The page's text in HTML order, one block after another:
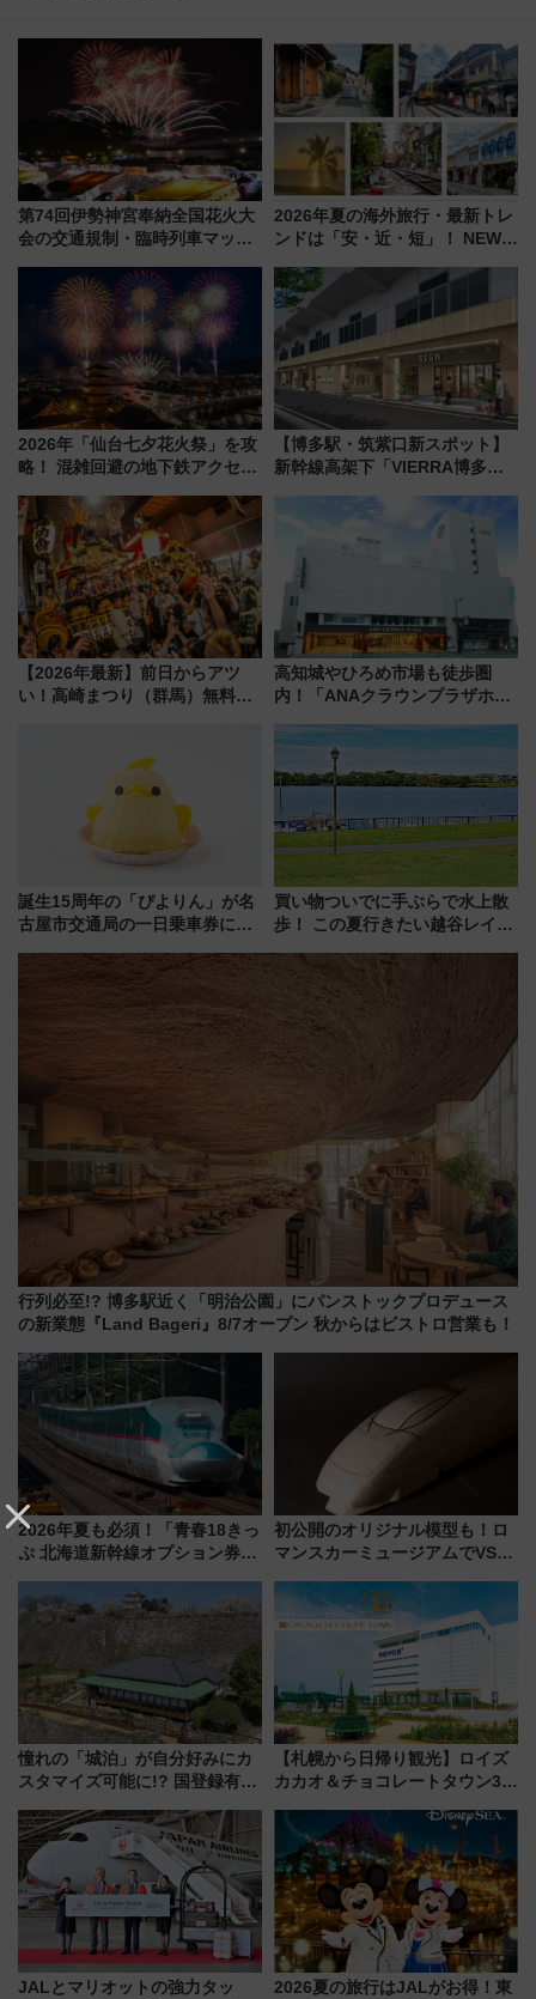
第74回伊勢神宮奉納全国花火大
会の交通規制・臨時列車マッ
2026年夏の海外旅行・最新トレ
ンドは「安・近・短」！ NEWT
渡航先TOP5とは？ 円安時代の
旅行術
2026年「仙台七夕花火祭」を攻
略！ 混雑回避の地下鉄アクセス
火前に楽しむ仙台観光ルートま
で解説！
【博多駅・筑紫口新スポット】
新幹線高架下「VIERRA博多テ
など注目の全6店舗 「博多活憩
通り」も一新
【2026年最新】前日からアツ
い！高崎まつり（群馬）無料観
高知城やひろめ市場も徒歩圏
内！「ANAクラウンプラザホテ
誕生15周年の「ぴよりん」が名
古屋市交通局の一日乗車券に！
買い物ついでに手ぶらで水上散
歩！ この夏行きたい越谷レイク
ア「LAKESIDE PARK」（埼玉
県越谷市）
行列必至!? 博多駅近く「明治公園」にパンストックプロデュース
の新業態『Land Bageri』8/7オープン 秋からはビストロ営業も！
2026年夏も必須！「青春18きっ
ぷ 北海道新幹線オプション券」
の罠
初公開のオリジナル模型も！ロ
マンスカーミュージアムでVSE
15日スタート
憧れの「城泊」が自分好みにカ
スタマイズ可能に!? 国登録有形
にオーダーメイド型の宿泊プラ
ンが誕生！
【札幌から日帰り観光】ロイズ
カカオ＆チョコレートタウン3周
詰め放題を開催、ロイズタウン
駅からのアクセスも
JALとマリオットの強力タッ
2026夏の旅行はJALがお得！東